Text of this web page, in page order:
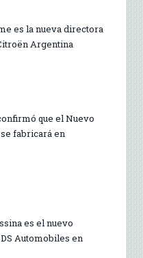
es la nueva directora
Argentina
que el Nuevo
fabricará en
es el nuevo
Automobiles en